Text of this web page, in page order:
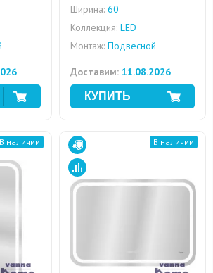
Ширина: 60
Коллекция: LED
Монтаж: Подвесной
Доставим: 11.08.2026
В наличии В наличии